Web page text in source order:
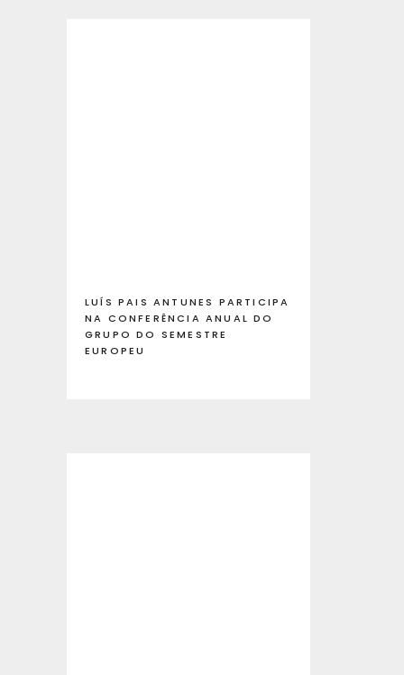
LUÍS PAIS ANTUNES PARTICIPA
NA CONFERÊNCIA ANUAL DO
GRUPO DO SEMESTRE
EUROPEU